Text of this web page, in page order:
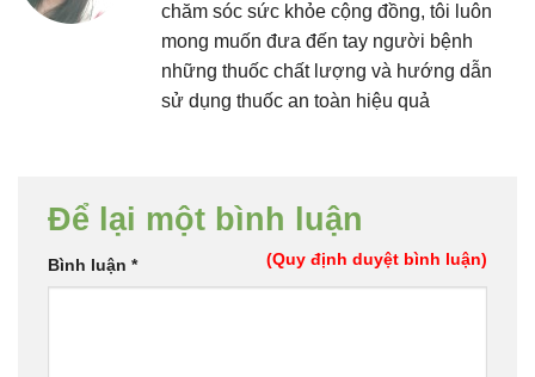
chăm sóc sức khỏe cộng đồng, tôi luôn
mong muốn đưa đến tay người bệnh
những thuốc chất lượng và hướng dẫn
sử dụng thuốc an toàn hiệu quả
Để lại một bình luận
(Quy định duyệt bình luận)
Bình luận *